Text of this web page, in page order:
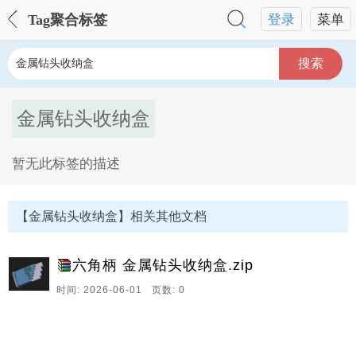
菜单
登录
Tag聚合标签
搜索
金属钻头收纳盒
暂无此标签的描述
【金属钻头收纳盒】相关其他文档
六角柄 金属钻头收纳盒.zip
时间: 2026-06-01 页数: 0